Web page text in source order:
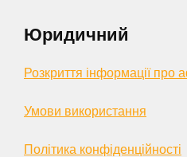
Юридичний
Розкриття інформації про
Умови використання
Політика конфіденційності